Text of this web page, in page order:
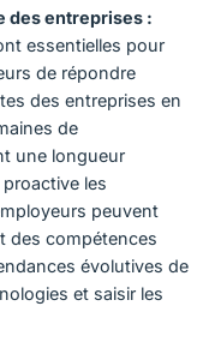
des entreprises :
essentielles pour
de répondre
des entreprises en
de
une longueur
les
peuvent
des compétences
évolutives de
et saisir les